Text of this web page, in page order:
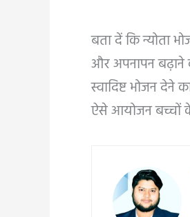
बता दें कि न्योता
और अपनापन बढ़ाने
स्वादिष्ट भोजन देने
ऐसे आयोजन बच्चों